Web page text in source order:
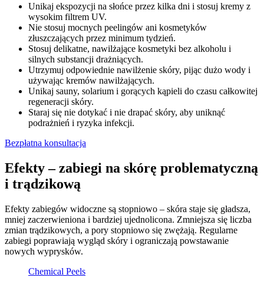
Unikaj ekspozycji na słońce przez kilka dni i stosuj kremy z
wysokim filtrem UV.
Nie stosuj mocnych peelingów ani kosmetyków
złuszczających przez minimum tydzień.
Stosuj delikatne, nawilżające kosmetyki bez alkoholu i
silnych substancji drażniących.
Utrzymuj odpowiednie nawilżenie skóry, pijąc dużo wody i
używając kremów nawilżających.
Unikaj sauny, solarium i gorących kąpieli do czasu całkowitej
regeneracji skóry.
Staraj się nie dotykać i nie drapać skóry, aby uniknąć
podrażnień i ryzyka infekcji.
Bezpłatna konsultacja
Efekty – zabiegi na skórę problematyczną
i trądzikową
Efekty zabiegów widoczne są stopniowo – skóra staje się gładsza,
mniej zaczerwieniona i bardziej ujednolicona. Zmniejsza się liczba
zmian trądzikowych, a pory stopniowo się zwężają. Regularne
zabiegi poprawiają wygląd skóry i ograniczają powstawanie
nowych wyprysków.
Chemical Peels